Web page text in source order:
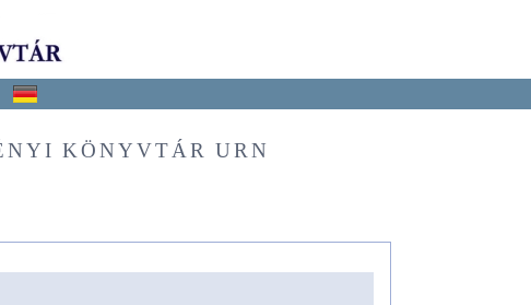
KÖNYVTÁR URN